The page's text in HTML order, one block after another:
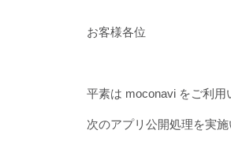
お客様各位
平素は moconavi をご利用
次のアプリ公開処理を実